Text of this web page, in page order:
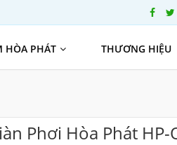
HÒA PHÁT THƯƠNG HIỆU
Phơi Hòa Phát HP-